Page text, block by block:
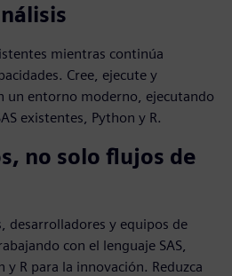
mientras continúa
Cree, ejecute y
un entorno moderno, ejecutando
existentes, Python y R.
no solo flujos de
desarrolladores y equipos de
con el lenguaje SAS,
R para la innovación. Reduzca